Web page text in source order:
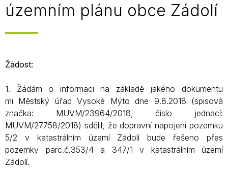
územním plánu obce Zádolí
Žádost:
1. Žádám o informaci na základě jakého dokumentu
mi Městský úřad Vysoké Mýto dne 9.8.2018 (spisová
značka: MUVM/23964/2018, číslo jednací:
MUVM/27758/2018) sdělil, že dopravní napojení pozemku
5/2 v katastrálním území Zádolí bude řešeno přes
pozemky parc.č.353/4 a 347/1 v katastrálním území
Zádolí.